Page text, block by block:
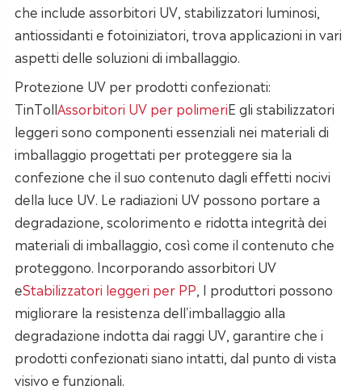
che include assorbitori UV, stabilizzatori luminosi,
antiossidanti e fotoiniziatori, trova applicazioni in vari
aspetti delle soluzioni di imballaggio.
Protezione UV per prodotti confezionati:
TinTollAssorbitori UV per polimeriE gli stabilizzatori
leggeri sono componenti essenziali nei materiali di
imballaggio progettati per proteggere sia la
confezione che il suo contenuto dagli effetti nocivi
della luce UV. Le radiazioni UV possono portare a
degradazione, scolorimento e ridotta integrità dei
materiali di imballaggio, così come il contenuto che
proteggono. Incorporando assorbitori UV
eStabilizzatori leggeri per PP, I produttori possono
migliorare la resistenza dell'imballaggio alla
degradazione indotta dai raggi UV, garantire che i
prodotti confezionati siano intatti, dal punto di vista
visivo e funzionali.